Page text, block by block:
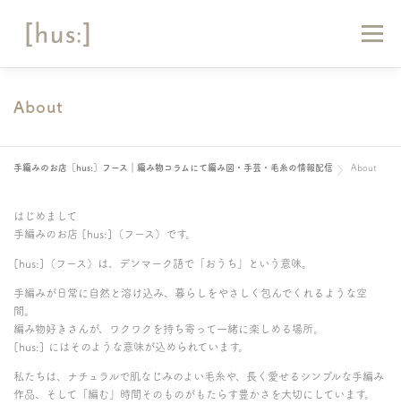
メニュー
HOME
ショップリスト オンラインショップ お問い合わせ
About
手編みのお店［hus:］フース｜編み物コラムにて編み図・手芸・毛糸の情報配信 About
はじめまして
手編みのお店 [hus:]（フース）です。
[hus:]（フース）は、デンマーク語で「おうち」という意味。
手編みが日常に自然と溶け込み、暮らしをやさしく包んでくれるような空
間。
編み物好きさんが、ワクワクを持ち寄って一緒に楽しめる場所。
[hus:] にはそのような意味が込められています。
私たちは、ナチュラルで肌なじみのよい毛糸や、長く愛せるシンプルな手編み
作品、そして「編む」時間そのものがもたらす豊かさを大切にしています。